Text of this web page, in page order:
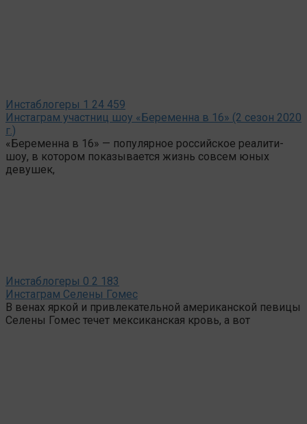
Инстаблогеры 1 24 459
Инстаграм участниц шоу «Беременна в 16» (2 сезон 2020
г.)
«Беременна в 16» — популярное российское реалити-
шоу, в котором показывается жизнь совсем юных
девушек,
Инстаблогеры 0 2 183
Инстаграм Селены Гомес
В венах яркой и привлекательной американской певицы
Селены Гомес течет мексиканская кровь, а вот